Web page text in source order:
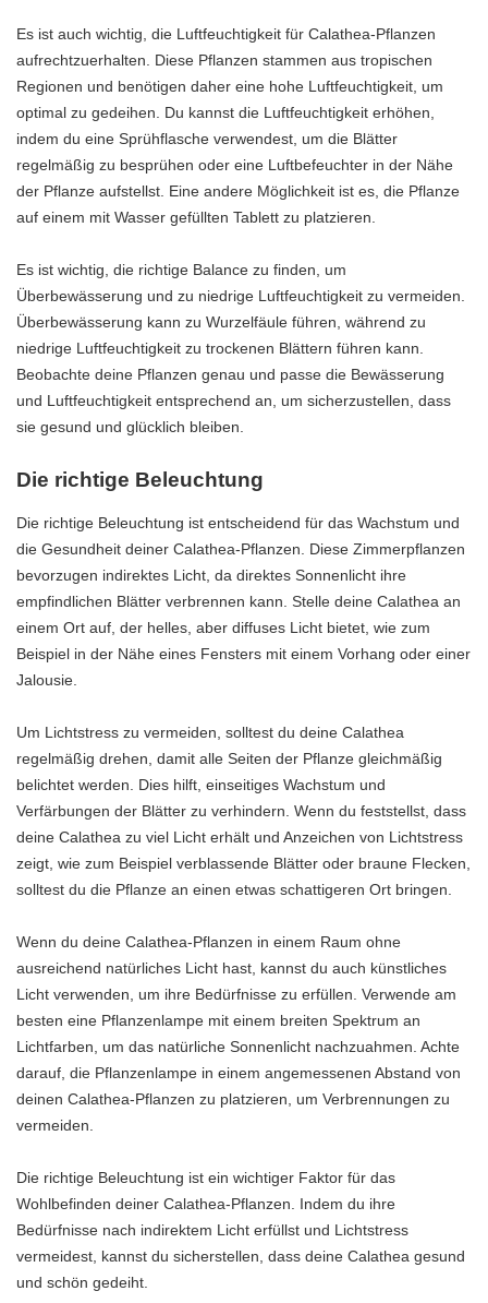
Es ist auch wichtig, die Luftfeuchtigkeit für Calathea-Pflanzen
aufrechtzuerhalten. Diese Pflanzen stammen aus tropischen
Regionen und benötigen daher eine hohe Luftfeuchtigkeit, um
optimal zu gedeihen. Du kannst die Luftfeuchtigkeit erhöhen,
indem du eine Sprühflasche verwendest, um die Blätter
regelmäßig zu besprühen oder eine Luftbefeuchter in der Nähe
der Pflanze aufstellst. Eine andere Möglichkeit ist es, die Pflanze
auf einem mit Wasser gefüllten Tablett zu platzieren.
Es ist wichtig, die richtige Balance zu finden, um
Überbewässerung und zu niedrige Luftfeuchtigkeit zu vermeiden.
Überbewässerung kann zu Wurzelfäule führen, während zu
niedrige Luftfeuchtigkeit zu trockenen Blättern führen kann.
Beobachte deine Pflanzen genau und passe die Bewässerung
und Luftfeuchtigkeit entsprechend an, um sicherzustellen, dass
sie gesund und glücklich bleiben.
Die richtige Beleuchtung
Die richtige Beleuchtung ist entscheidend für das Wachstum und
die Gesundheit deiner Calathea-Pflanzen. Diese Zimmerpflanzen
bevorzugen indirektes Licht, da direktes Sonnenlicht ihre
empfindlichen Blätter verbrennen kann. Stelle deine Calathea an
einem Ort auf, der helles, aber diffuses Licht bietet, wie zum
Beispiel in der Nähe eines Fensters mit einem Vorhang oder einer
Jalousie.
Um Lichtstress zu vermeiden, solltest du deine Calathea
regelmäßig drehen, damit alle Seiten der Pflanze gleichmäßig
belichtet werden. Dies hilft, einseitiges Wachstum und
Verfärbungen der Blätter zu verhindern. Wenn du feststellst, dass
deine Calathea zu viel Licht erhält und Anzeichen von Lichtstress
zeigt, wie zum Beispiel verblassende Blätter oder braune Flecken,
solltest du die Pflanze an einen etwas schattigeren Ort bringen.
Wenn du deine Calathea-Pflanzen in einem Raum ohne
ausreichend natürliches Licht hast, kannst du auch künstliches
Licht verwenden, um ihre Bedürfnisse zu erfüllen. Verwende am
besten eine Pflanzenlampe mit einem breiten Spektrum an
Lichtfarben, um das natürliche Sonnenlicht nachzuahmen. Achte
darauf, die Pflanzenlampe in einem angemessenen Abstand von
deinen Calathea-Pflanzen zu platzieren, um Verbrennungen zu
vermeiden.
Die richtige Beleuchtung ist ein wichtiger Faktor für das
Wohlbefinden deiner Calathea-Pflanzen. Indem du ihre
Bedürfnisse nach indirektem Licht erfüllst und Lichtstress
vermeidest, kannst du sicherstellen, dass deine Calathea gesund
und schön gedeiht.